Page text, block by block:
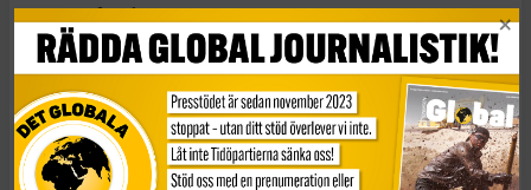
socialförsäkringen.
– Den som än blir premiärminister kommer att upptäcka
att det inom ramen för de finanspolitiska reglerna bara
finns mycket små möjligheter att öka utgifterna inom ett
visst område utan att antingen minska utgifterna på andra
områden eller höja skatterna,säger Helen Miller, chef vid